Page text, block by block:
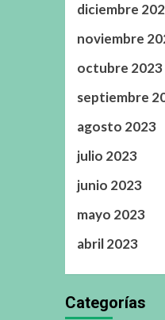
diciembre
noviembre
octubre 2023
septiembre
agosto 2023
julio 2023
junio 2023
mayo 2023
abril 2023
Categorías